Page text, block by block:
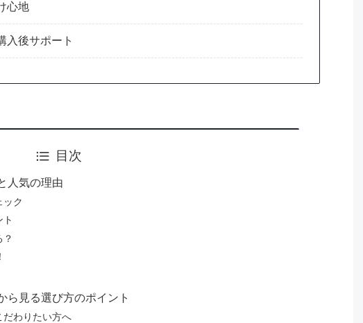
心地
入後サポート
目次
人気の理由
ック
ら見る選び方のポイント
だわりたい方へ